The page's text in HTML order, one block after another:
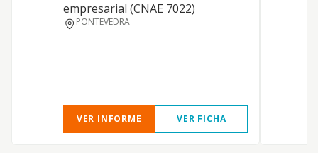
empresarial (CNAE 7022)
PONTEVEDRA
VER INFORME VER FICHA